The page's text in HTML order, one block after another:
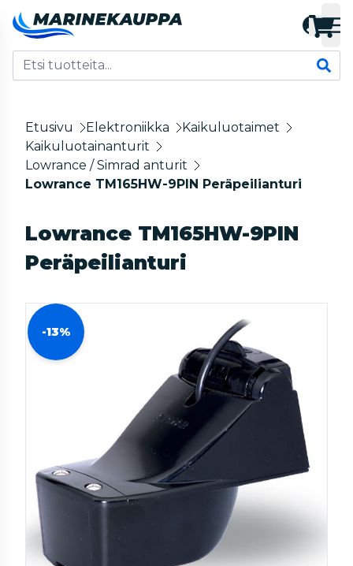
Etusivu Elektroniikka
Kaikuluotaimet
Kaikuluotainanturit
Lowrance / Simrad anturit
Lowrance TM165HW-9PIN Peräpeilianturi
Lowrance TM165HW-9PIN
Peräpeilianturi
-13%